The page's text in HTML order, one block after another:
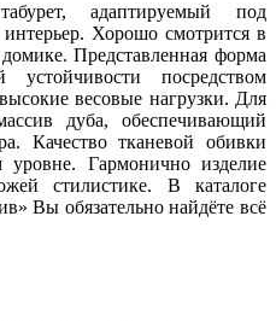
адаптируемый под
Хорошо смотрится в
Представленная форма
устойчивости посредством
весовые нагрузки. Для
дуба, обеспечивающий
Качество тканевой обивки
Гармонично изделие
стилистике. В каталоге
Вы обязательно найдёте всё